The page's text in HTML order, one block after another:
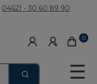
04621 - 30 60 89 90
0
☰